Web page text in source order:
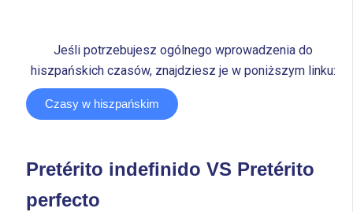
Jeśli potrzebujesz ogólnego wprowadzenia do
hiszpańskich czasów, znajdziesz je w poniższym linku:
Czasy w hiszpańskim
Pretérito indefinido VS Pretérito
perfecto